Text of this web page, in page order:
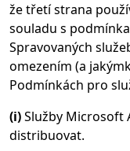
že třetí strana
souladu s
Spravovaných
omezením (a
Podmínkách pro
(i)Služby Microsoft
distribuovat.